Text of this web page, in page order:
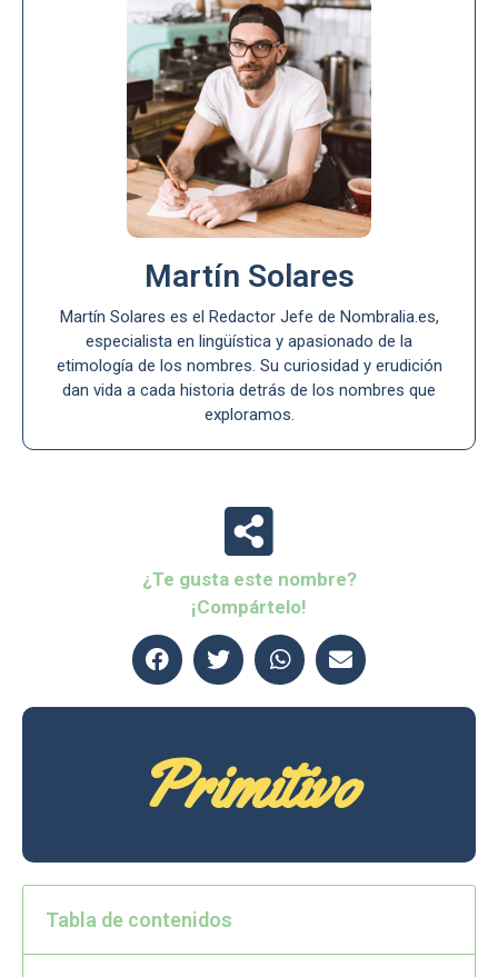
Martín Solares
Martín Solares es el Redactor Jefe de Nombralia.es,
especialista en lingüística y apasionado de la
etimología de los nombres. Su curiosidad y erudición
dan vida a cada historia detrás de los nombres que
exploramos.
¿Te gusta este nombre?
¡Compártelo!
Primitivo
Tabla de contenidos